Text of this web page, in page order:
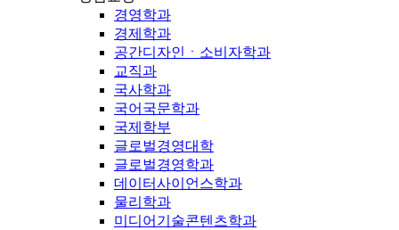
경영학과
경제학과
공간디자인ㆍ소비자학과
교직과
국사학과
국어국문학과
국제학부
글로벌경영대학
글로벌경영학과
데이터사이언스학과
물리학과
미디어기술콘텐츠학과